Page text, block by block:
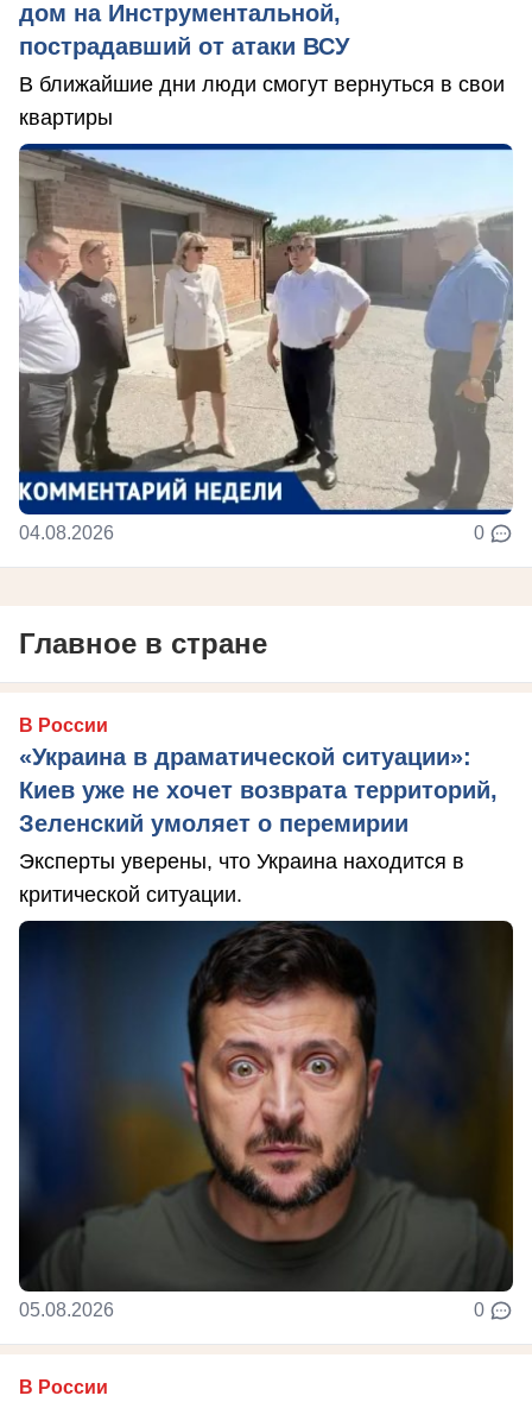
дом на Инструментальной,
пострадавший от атаки ВСУ
В ближайшие дни люди смогут вернуться в свои
квартиры
04.08.2026 0
Главное в стране
В России
«Украина в драматической ситуации»:
Киев уже не хочет возврата территорий,
Зеленский умоляет о перемирии
Эксперты уверены, что Украина находится в
критической ситуации.
05.08.2026 0
В России